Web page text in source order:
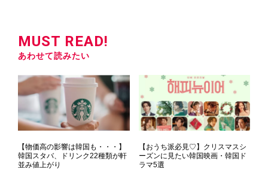
MUST READ!
あわせて読みたい
【物価高の影響は韓国も・・・】
韓国スタバ、ドリンク22種類が軒
並み値上がり
【おうち派必見♡】クリスマスシ
ーズンに見たい韓国映画・韓国ド
ラマ5選